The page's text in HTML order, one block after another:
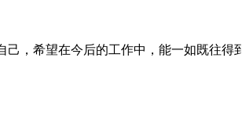
，希望在今后的工作中，能一如既往得